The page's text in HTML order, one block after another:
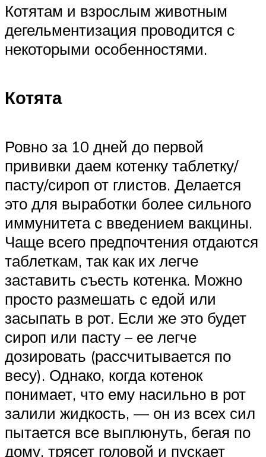
Котятам и взрослым животным
дегельментизация проводится с
некоторыми особенностями.
Котята
Ровно за 10 дней до первой
прививки даем котенку таблетку/
пасту/сироп от глистов. Делается
это для выработки более сильного
иммунитета с введением вакцины.
Чаще всего предпочтения отдаются
таблеткам, так как их легче
заставить съесть котенка. Можно
просто размешать с едой или
засыпать в рот. Если же это будет
сироп или пасту – ее легче
дозировать (рассчитывается по
весу). Однако, когда котенок
понимает, что ему насильно в рот
залили жидкость, — он из всех сил
пытается все выплюнуть, бегая по
дому, трясет головой и пускает